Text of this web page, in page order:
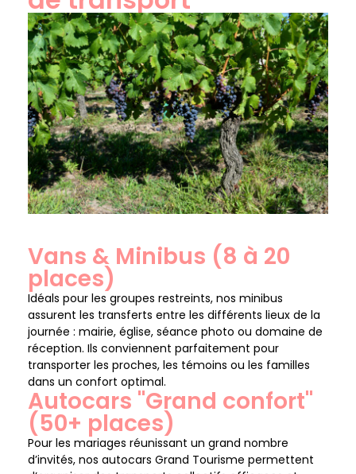
Vans & Minibus (8 à 20
places)
Idéals pour les groupes restreints, nos minibus
assurent les transferts entre les différents lieux de la
journée : mairie, église, séance photo ou domaine de
réception. Ils conviennent parfaitement pour
transporter les proches, les témoins ou les familles
dans un confort optimal.
Autocars "Grand confort"
(50+ places)
Pour les mariages réunissant un grand nombre
d’invités, nos autocars Grand Tourisme permettent